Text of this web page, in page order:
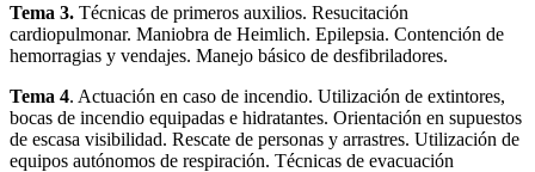
Tema 3. Técnicas de primeros auxilios. Resucitación
cardiopulmonar. Maniobra de Heimlich. Epilepsia. Contención de
hemorragias y vendajes. Manejo básico de desfibriladores.
Tema 4. Actuación en caso de incendio. Utilización de extintores,
bocas de incendio equipadas e hidratantes. Orientación en supuestos
de escasa visibilidad. Rescate de personas y arrastres. Utilización de
equipos autónomos de respiración. Técnicas de evacuación